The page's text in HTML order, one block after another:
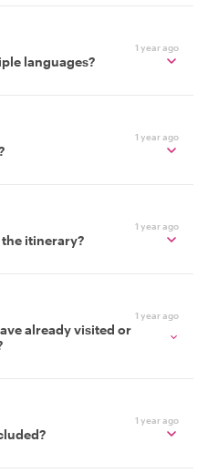
1 year ago
languages?
1 year ago
1 year ago
itinerary?
1 year ago
already visited or
1 year ago